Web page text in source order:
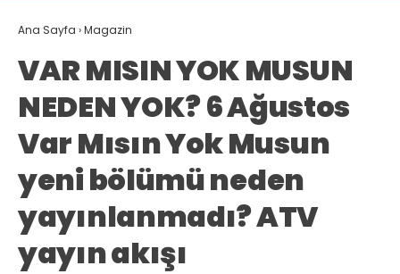
Ana Sayfa ›Magazin
VAR MISIN YOK MUSUN
NEDEN YOK? 6 Ağustos
Var Mısın Yok Musun
yeni bölümü neden
yayınlanmadı? ATV
yayın akışı